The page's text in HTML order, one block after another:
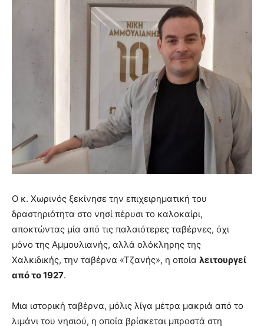
Ο κ. Χωρινός ξεκίνησε την επιχειρηματική του
δραστηριότητα στο νησί πέρυσι το καλοκαίρι,
αποκτώντας μία από τις παλαιότερες ταβέρνες, όχι
μόνο της Αμμουλιανής, αλλά ολόκληρης της
Χαλκιδικής, την ταβέρνα «Τζανής», η οποία λειτουργεί
από το 1927.
Μια ιστορική ταβέρνα, μόλις λίγα μέτρα μακριά από το
λιμάνι του νησιού, η οποία βρίσκεται μπροστά στη